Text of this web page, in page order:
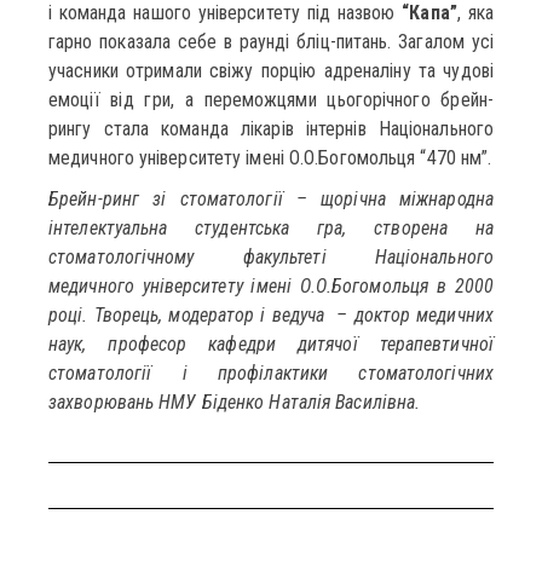
і команда нашого університету під назвою “Капа”, яка
гарно показала себе в раунді бліц-питань. Загалом усі
учасники отримали свіжу порцію адреналіну та чудові
емоції від гри, а переможцями цьогорічного брейн-
рингу стала команда лікарів інтернів Національного
медичного університету імені О.О.Богомольця “470 нм”.
Брейн-ринг зі стоматології – щорічна міжнародна
інтелектуальна студентська гра, створена на
стоматологічному факультеті Національного
медичного університету імені О.О.Богомольця в 2000
році. Творець, модератор і ведуча – доктор медичних
наук, професор кафедри дитячої терапевтичної
стоматології і профілактики стоматологічних
захворювань НМУ Біденко Наталія Василівна.